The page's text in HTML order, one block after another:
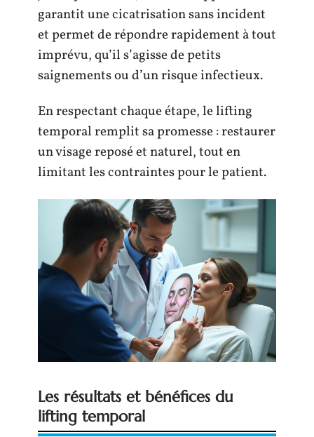
garantit une cicatrisation sans incident
et permet de répondre rapidement à tout
imprévu, qu’il s’agisse de petits
saignements ou d’un risque infectieux.
En respectant chaque étape, le lifting
temporal remplit sa promesse : restaurer
un visage reposé et naturel, tout en
limitant les contraintes pour le patient.
Les résultats et bénéfices du
lifting temporal